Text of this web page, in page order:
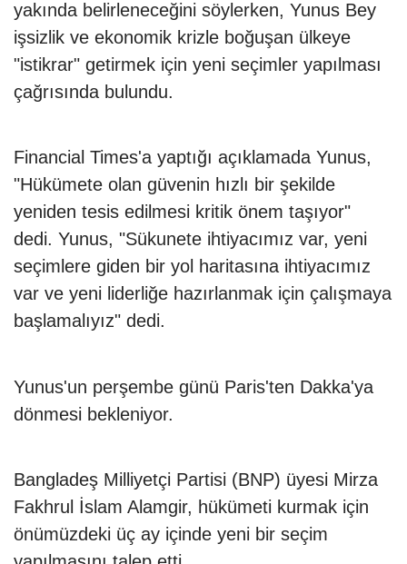
yakında belirleneceğini söylerken, Yunus Bey
işsizlik ve ekonomik krizle boğuşan ülkeye
"istikrar" getirmek için yeni seçimler yapılması
çağrısında bulundu.
Financial Times'a yaptığı açıklamada Yunus,
"Hükümete olan güvenin hızlı bir şekilde
yeniden tesis edilmesi kritik önem taşıyor"
dedi. Yunus, "Sükunete ihtiyacımız var, yeni
seçimlere giden bir yol haritasına ihtiyacımız
var ve yeni liderliğe hazırlanmak için çalışmaya
başlamalıyız" dedi.
Yunus'un perşembe günü Paris'ten Dakka'ya
dönmesi bekleniyor.
Bangladeş Milliyetçi Partisi (BNP) üyesi Mirza
Fakhrul İslam Alamgir, hükümeti kurmak için
önümüzdeki üç ay içinde yeni bir seçim